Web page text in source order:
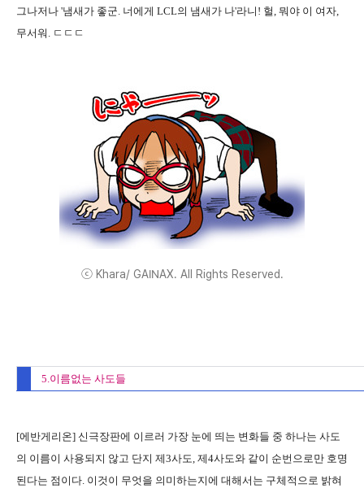
그나저나 '냄새가 좋군. 너에게 LCL의 냄새가 나'라니! 헐, 뭐야 이 여자,
무서워. ㄷㄷㄷ
ⓒ Khara/ GAINAX. All Rights Reserved.
5.이름없는 사도들
[에반게리온] 신극장판에 이르러 가장 눈에 띄는 변화들 중 하나는 사도
의 이름이 사용되지 않고 단지 제3사도, 제4사도와 같이 순번으로만 호명
된다는 점이다. 이것이 무엇을 의미하는지에 대해서는 구체적으로 밝혀